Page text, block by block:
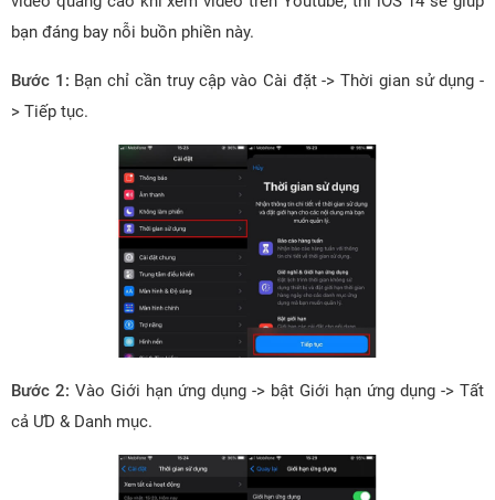
bạn đáng bay nỗi buồn phiền này.
Bước 1: Bạn chỉ cần truy cập vào Cài đặt -> Thời gian sử dụng -
> Tiếp tục.
Bước 2: Vào Giới hạn ứng dụng -> bật Giới hạn ứng dụng -> Tất
cả ƯD & Danh mục.